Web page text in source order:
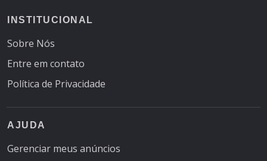
INSTITUCIONAL
Sobre Nós
Entre em contato
Política de Privacidade
AJUDA
Gerenciar meus anúncios